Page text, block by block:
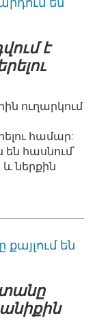
է
ուղարկում
համար:
հասնում՝
ներքին